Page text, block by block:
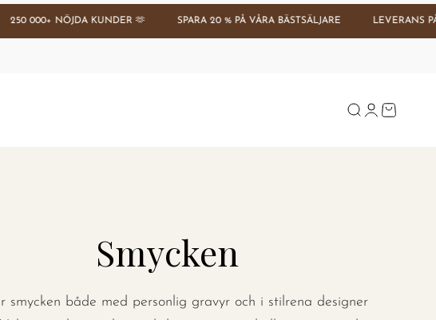
KUNDER 🫶 SPARA 20 % PÅ VÅRA BÄSTSÄLJARE LEVERANS PÅ 1–3
Öppna sök
Öppna
Öppna
Smycken
smycken både med personlig gravyr och i stilrena designer